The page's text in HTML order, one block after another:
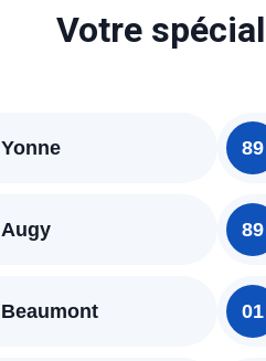
Votre
Yonne 89
Augy 89
Beaumont 01